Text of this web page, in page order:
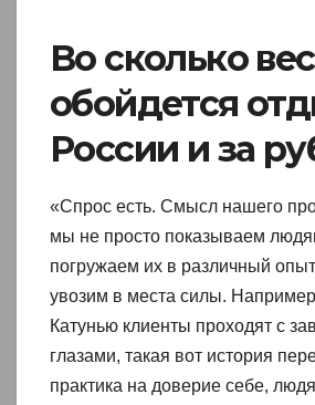
Во сколько
обойдется
России и за
«Спрос есть. Смысл нашего
мы не просто показываем
погружаем их в различный
увозим в места силы.
Катунью клиенты проходят с
глазами, такая вот история
практика на доверие себе,